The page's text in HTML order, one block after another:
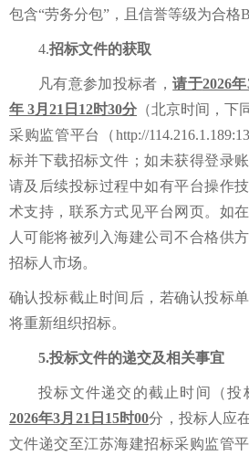
包含“劳务分包” ，且信誉等级为合格
4.招标文件的获取
凡有意参加投标者，请于2026
年 3月21日12时30分 （北京时间，下
采购监管平台
（http://
标并下载招标文件；如未获得登录
请及后续投标过程中如有平台操作
术支持，联系方式见平台网页。 如
人可能将被列入海建公司不合格供
招标人 市场。
确认投标截止时间后，若确认投标
将重新组织招标。
5.投标文件的递交及相关事宜
投标文件递交的截止时间 （
2026年3月21日15时00分，投标人应
文件递交至江苏海建招标采购监管